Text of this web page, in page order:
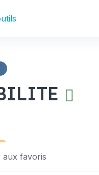
aux favoris